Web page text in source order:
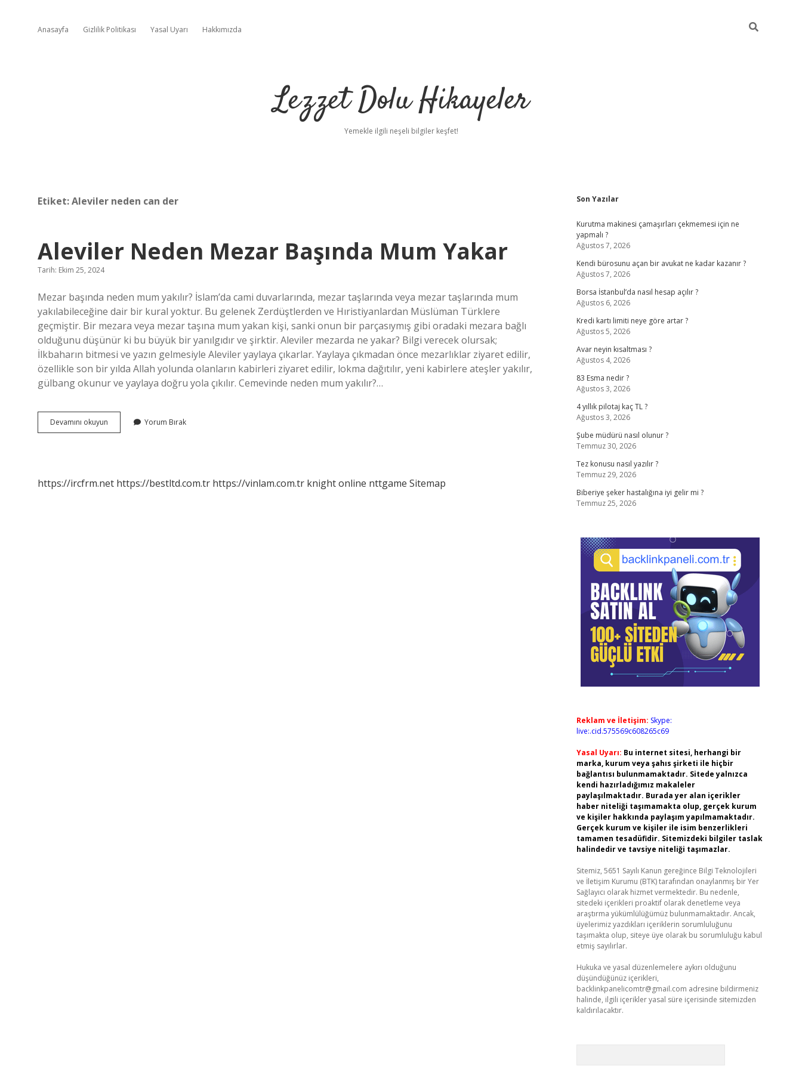
Anasayfa Gizlilik Politikası Yasal Uyarı Hakkımızda
Lezzet Dolu Hikayeler
Yemekle ilgili neşeli bilgiler keşfet!
Etiket:Aleviler neden can der
Aleviler Neden Mezar Başında Mum Yakar
Tarih: Ekim 25, 2024
Mezar başında neden mum yakılır? İslam’da cami duvarlarında, mezar taşlarında veya mezar taşlarında mum
yakılabileceğine dair bir kural yoktur. Bu gelenek Zerdüştlerden ve Hıristiyanlardan Müslüman Türklere
geçmiştir. Bir mezara veya mezar taşına mum yakan kişi, sanki onun bir parçasıymış gibi oradaki mezara bağlı
olduğunu düşünür ki bu büyük bir yanılgıdır ve şirktir. Aleviler mezarda ne yakar? Bilgi verecek olursak;
İlkbaharın bitmesi ve yazın gelmesiyle Aleviler yaylaya çıkarlar. Yaylaya çıkmadan önce mezarlıklar ziyaret edilir,
özellikle son bir yılda Allah yolunda olanların kabirleri ziyaret edilir, lokma dağıtılır, yeni kabirlere ateşler yakılır,
gülbang okunur ve yaylaya doğru yola çıkılır. Cemevinde neden mum yakılır?…
Devamını okuyun
Neden
Yorum Bırak
https://ircfrm.net https://bestltd.com.tr https://vinlam.com.tr knight online nttgame Sitemap
Sidebar
Son Yazılar
Kurutma makinesi çamaşırları çekmemesi için ne
yapmalı ?
Ağustos 7, 2026
Kendi bürosunu açan bir avukat ne kadar kazanır ?
Ağustos 7, 2026
Borsa İstanbul’da nasıl hesap açılır ?
Ağustos 6, 2026
Kredi kartı limiti neye göre artar ?
Ağustos 5, 2026
Avar neyin kısaltması ?
Ağustos 4, 2026
83 Esma nedir ?
Ağustos 3, 2026
4 yıllık pilotaj kaç TL ?
Ağustos 3, 2026
Şube müdürü nasıl olunur ?
Temmuz 30, 2026
Tez konusu nasıl yazılır ?
Temmuz 29, 2026
Biberiye şeker hastalığına iyi gelir mi ?
Temmuz 25, 2026
Reklam ve İletişim: Skype:
live:.cid.575569c608265c69
Yasal Uyarı: Bu internet sitesi, herhangi bir
marka, kurum veya şahıs şirketi ile hiçbir
bağlantısı bulunmamaktadır. Sitede yalnızca
kendi hazırladığımız makaleler
paylaşılmaktadır. Burada yer alan içerikler
haber niteliği taşımamakta olup, gerçek kurum
ve kişiler hakkında paylaşım yapılmamaktadır.
Gerçek kurum ve kişiler ile isim benzerlikleri
tamamen tesadüfidir. Sitemizdeki bilgiler taslak
halindedir ve tavsiye niteliği taşımazlar.
Sitemiz, 5651 Sayılı Kanun gereğince Bilgi Teknolojileri
ve İletişim Kurumu (BTK) tarafından onaylanmış bir Yer
Sağlayıcı olarak hizmet vermektedir. Bu nedenle,
sitedeki içerikleri proaktif olarak denetleme veya
araştırma yükümlülüğümüz bulunmamaktadır. Ancak,
üyelerimiz yazdıkları içeriklerin sorumluluğunu
taşımakta olup, siteye üye olarak bu sorumluluğu kabul
etmiş sayılırlar.
Hukuka ve yasal düzenlemelere aykırı olduğunu
düşündüğünüz içerikleri,
backlinkpanelicomtr@gmail.com adresine bildirmeniz
halinde, ilgili içerikler yasal süre içerisinde sitemizden
kaldırılacaktır.